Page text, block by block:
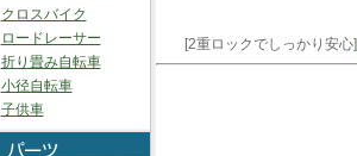
クロスバイク
ロードレーサー
折り畳み自転車
小径自転車
子供車
[2重ロックでしっかり安心]